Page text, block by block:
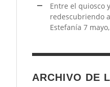
Entre el quiosco
redescubriendo
Estefanía 7
ARCHIVO DE